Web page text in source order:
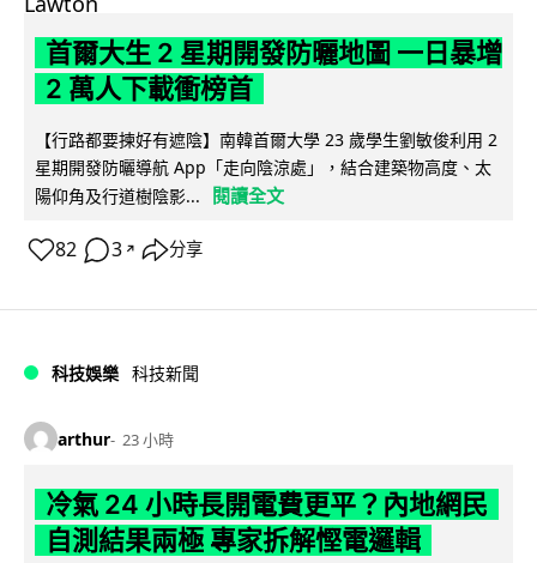
首爾大生 2 星期開發防曬地圖 一日暴增
2 萬人下載衝榜首
【行路都要揀好有遮陰】南韓首爾大學 23 歲學生劉敏俊利用 2
星期開發防曬導航 App「走向陰涼處」，結合建築物高度、太
陽仰角及行道樹陰影...
閱讀全文
82 3 ↗ 分享
科技娛樂 科技新聞
arthur 23 小時
冷氣 24 小時長開電費更平？內地網民
自測結果兩極 專家拆解慳電邏輯